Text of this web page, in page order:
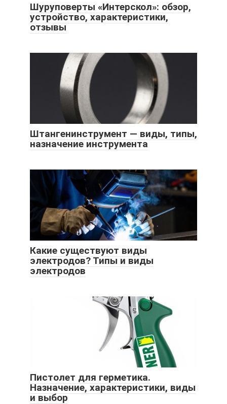
Шуруповерты «Интерскол»: обзор,
устройство, характеристики,
отзывы
Штангенинструмент — виды, типы,
назначение инструмента
Какие существуют виды
электродов? Типы и виды
электродов
Пистолет для герметика.
Назначение, характеристики, виды
и выбор